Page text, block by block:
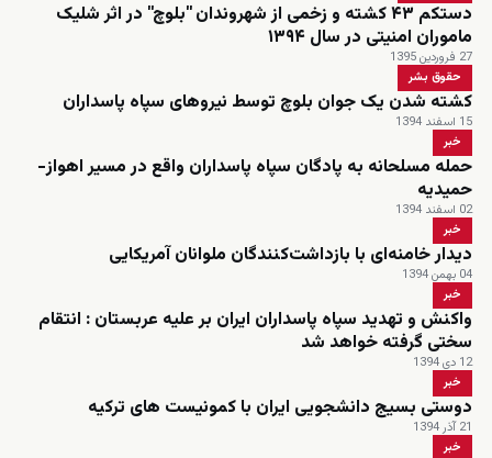
دستکم ۴۳ کشته و زخمی از شهروندان ''بلوچ'' در اثر شلیک
ماموران امنیتی در سال ۱۳۹۴
27 فروردین 1395
حقوق بشر
کشته شدن یک جوان بلوچ توسط نیروهای سپاه پاسداران
15 اسفند 1394
خبر
حمله مسلحانه به پادگان سپاه پاسداران واقع در مسیر اهواز-
حمیدیه
02 اسفند 1394
خبر
دیدار خامنه‌ای با بازداشت‌کنندگان ملوانان آمریکایی
04 بهمن 1394
خبر
واکنش و تهدید سپاه پاسداران ایران بر علیه عربستان : انتقام
سختی گرفته خواهد شد
12 دی 1394
خبر
دوستی بسیج دانشجویی ایران با کمونیست های ترکیه
21 آذر 1394
خبر